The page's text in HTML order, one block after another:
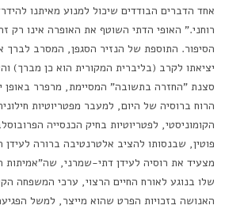
אחד הדברים הבודדים שיכול למנוע מאיתנו
רוחני." האופי הדתי השוטף את האופרה אינו
הסיפור. התוספת של הנזיר הסגפן, המסרב לברך
יציאתו לקרב (בליברית המקורית הוא כן מברך)
סצנת "החזרה בתשובה" המסיימת, מרפרר באופן
הרוח ברוסיה של היום, למעבר מפטריוטיות
הקומוניסטי, לפטריוטיות בחיק הכנסייה
פוטין, שבנסותו להציב אלטרנטיבה ברורה לעידן
מצעיד את רוסיה לעידן דתי-שמרני, שה"אמיתות
שלו בנוגע לאורח החיים הרצוי, ערכי המשפחה
האנושה בזכויות הפרט שהוא מייצר, למשל